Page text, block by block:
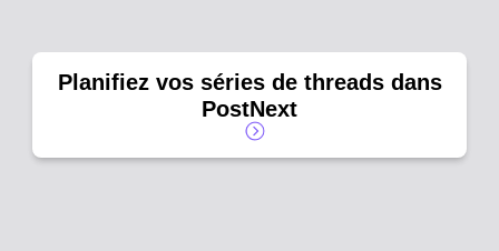
Planifiez vos séries de threads dans
PostNext